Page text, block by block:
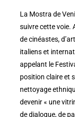
La Mostra de
suivre cette voie.
de cinéastes,
italiens et
appelant le
position claire et
nettoyage
devenir « une
de dialogue, de